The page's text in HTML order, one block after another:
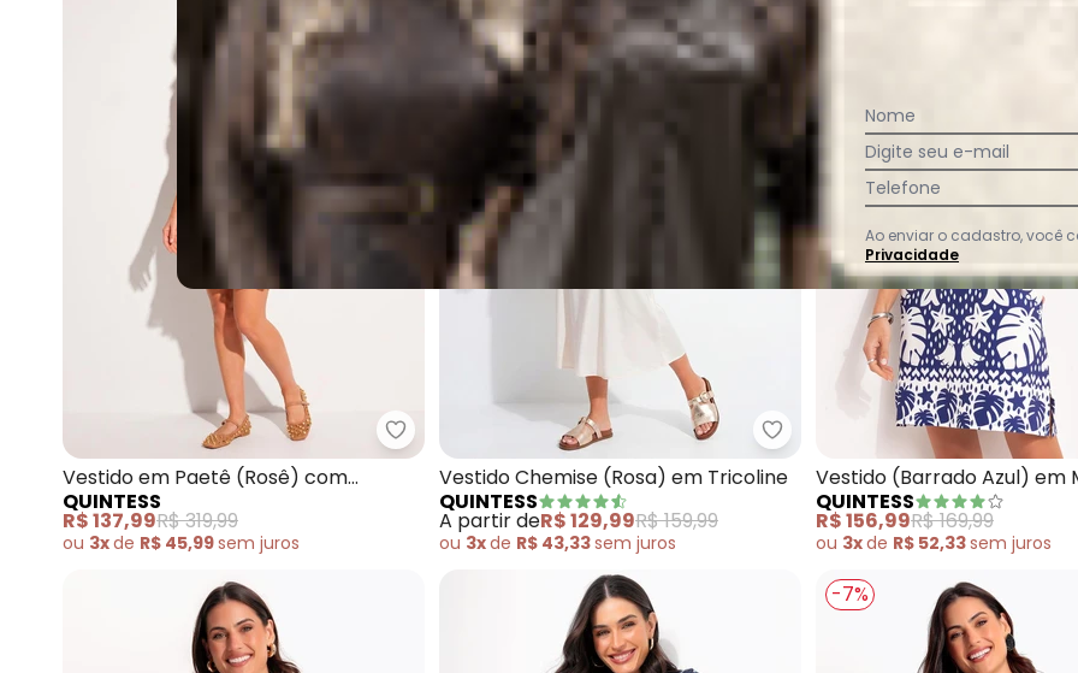
Quintess - Vestido em Paetê (Rosê) com Babado na Barra
Vestido em Paetê (Rosê) com
Babado na Barra
QUINTESS
R$ 137,99R$ 319,99
ou 3xde R$ 45,99sem juros
Quintess - Vestido Chemise
Vestido Chemise (Rosa) em Tricoline
QUINTESS
A partir deR$ 129,99R$ 159,99
ou 3xde R$ 43,33sem juros
Vestido (Barrado Azul) em
QUINTESS
R$ 156,99R$ 169,99
ou 3xde R$ 52,33sem juros
-7%
Nome
Digite seu e-mail
Telefone
Ao enviar o cadastro, você
Privacidade